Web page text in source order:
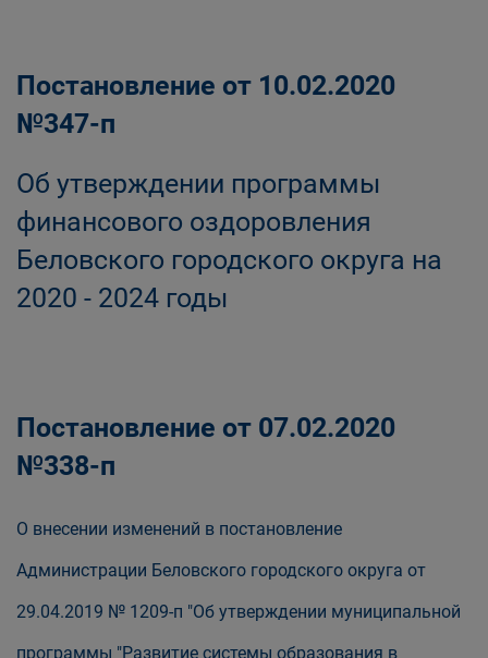
Постановление от 10.02.2020
№347-п
Об утверждении программы
финансового оздоровления
Беловского городского округа на
2020 - 2024 годы
Постановление от 07.02.2020
№338-п
О внесении изменений в постановление
Администрации Беловского городского округа от
29.04.2019 № 1209-п "Об утверждении муниципальной
программы "Развитие системы образования в